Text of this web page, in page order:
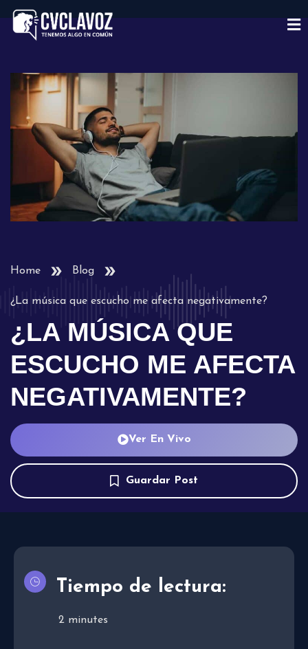
Home Blog
¿La música que escucho me afecta negativamente?
¿LA MÚSICA QUE
ESCUCHO ME AFECTA
NEGATIVAMENTE?
Ver En Vivo
Guardar Post
Tiempo de lectura:
2 minutes